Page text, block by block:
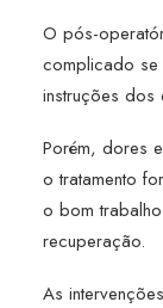
O pós-
complicado se
instruções dos
Porém, dores
o tratamento
o bom
recuperação.
As